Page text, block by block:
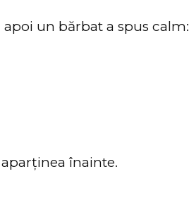
un bărbat a spus calm:
înainte.